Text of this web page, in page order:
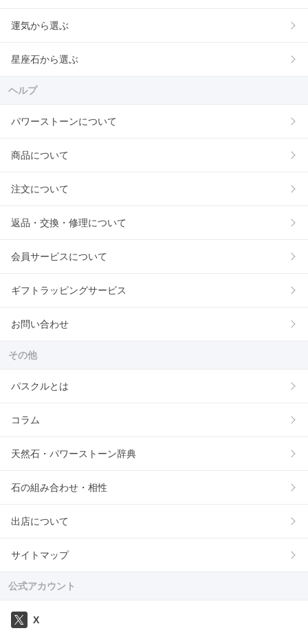
運気から選ぶ
星座石から選ぶ
ヘルプ
パワーストーンについて
商品について
注文について
返品・交換・修理について
会員サービスについて
ギフトラッピングサービス
お問い合わせ
その他
パスクルとは
コラム
天然石・パワーストーン辞典
石の組み合わせ・相性
出店について
サイトマップ
公式アカウント
X